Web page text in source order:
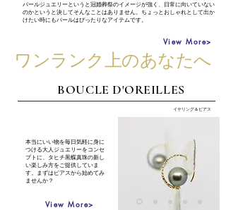
パールジュエリーというと冠婚葬祭のイメージが強く、日常に向いていない
のかというと決してそんなことはありません。ちょっとおしゃれとして出か
けたい時にもパールはぴったりなアイテムです。
View More>
​ワンランク上のあなたへ
BOUCLE D'OREILLES
イヤリング＆ピアス
本当にいい物を毎日気軽に身に
つける大人ジュエリーをコンセ
プトに、タヒチ黒蝶真珠の新し
い楽しみ方をご提供していま
す。まずはピアスから始めてみ
ませんか？
View More>